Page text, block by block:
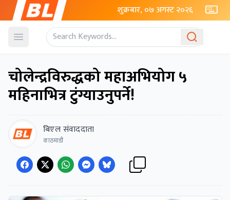
शुक्रबार, ०७ अगस्ट २०२६
Open menu
चोलेन्द्रविरुद्धको महाअभियोग ५
महिनाभित्र टुंग्याउनुपर्ने!
बिएल संवाददाता
काठमाडौं